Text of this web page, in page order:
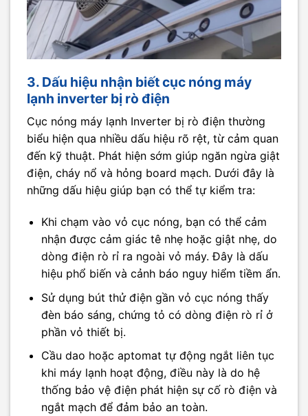
3. Dấu hiệu nhận biết cục nóng máy
lạnh inverter bị rò điện
Cục nóng máy lạnh Inverter bị rò điện thường
biểu hiện qua nhiều dấu hiệu rõ rệt, từ cảm quan
đến kỹ thuật. Phát hiện sớm giúp ngăn ngừa giật
điện, cháy nổ và hỏng board mạch. Dưới đây là
những dấu hiệu giúp bạn có thể tự kiểm tra:
Khi chạm vào vỏ cục nóng, bạn có thể cảm
nhận được cảm giác tê nhẹ hoặc giật nhẹ, do
dòng điện rò rỉ ra ngoài vỏ máy. Đây là dấu
hiệu phổ biến và cảnh báo nguy hiểm tiềm ẩn.​
Sử dụng bút thử điện gần vỏ cục nóng thấy
đèn báo sáng, chứng tỏ có dòng điện rò rỉ ở
phần vỏ thiết bị.​
Cầu dao hoặc aptomat tự động ngắt liên tục
khi máy lạnh hoạt động, điều này là do hệ
thống bảo vệ điện phát hiện sự cố rò điện và
ngắt mạch để đảm bảo an toàn.​